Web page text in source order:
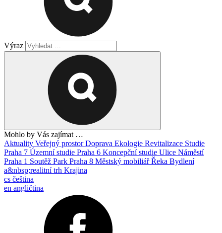
Výraz
Mohlo by Vás zajímat …
Aktuality Veřejný prostorDoprava Ekologie Revitalizace Studie
Praha 7 Územní studie Praha 6 Koncepční studie Ulice Náměstí
Praha 1 Soutěž Park Praha 8 Městský mobiliářŘeka Bydlení
a&nbsp;realitní trh Krajina
cs čeština
en angličtina